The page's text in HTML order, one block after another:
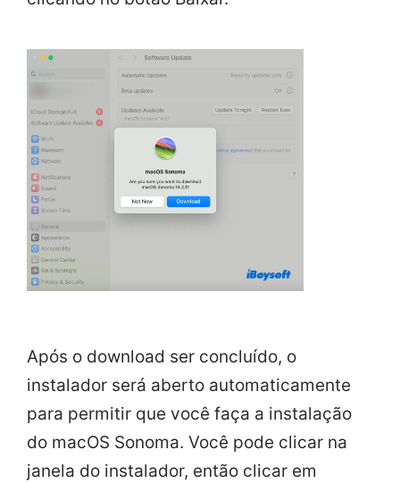
Após o download ser concluído, o
instalador será aberto automaticamente
para permitir que você faça a instalação
do macOS Sonoma. Você pode clicar na
janela do instalador, então clicar em